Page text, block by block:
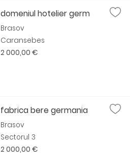
domeniul hotelier germ
Brasov
Caransebes
2 000,00 €
fabrica bere germania
Brasov
Sectorul 3
2 000,00 €